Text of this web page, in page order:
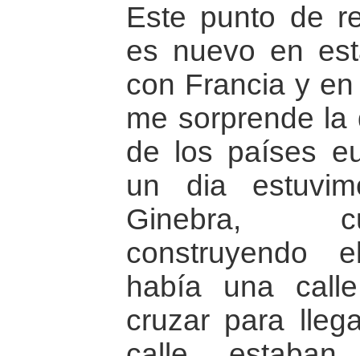
Este punto de
es nuevo en
con Francia y
me sorprende la
de los países
un dia
Ginebra,
construyendo
había una
cruzar para